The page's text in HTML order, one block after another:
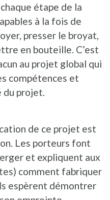
étape de la
à la fois de
presser le broyat,
en bouteille. C’est
au projet global qui
compétences et
du projet.
de ce projet est
Les porteurs font
et expliquent aux
comment fabriquer
espèrent démontrer